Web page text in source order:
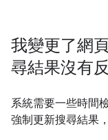
我變更了網
尋結果沒有
系統需要一些時間
強制更新搜尋結果